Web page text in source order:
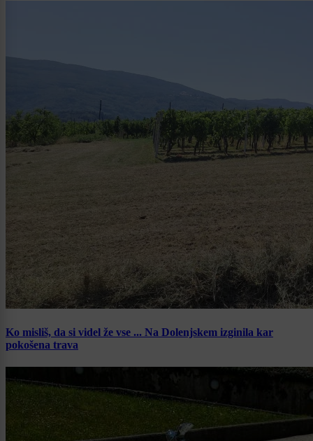
Ko misliš, da si videl že vse ... Na Dolenjskem izginila kar
pokošena trava